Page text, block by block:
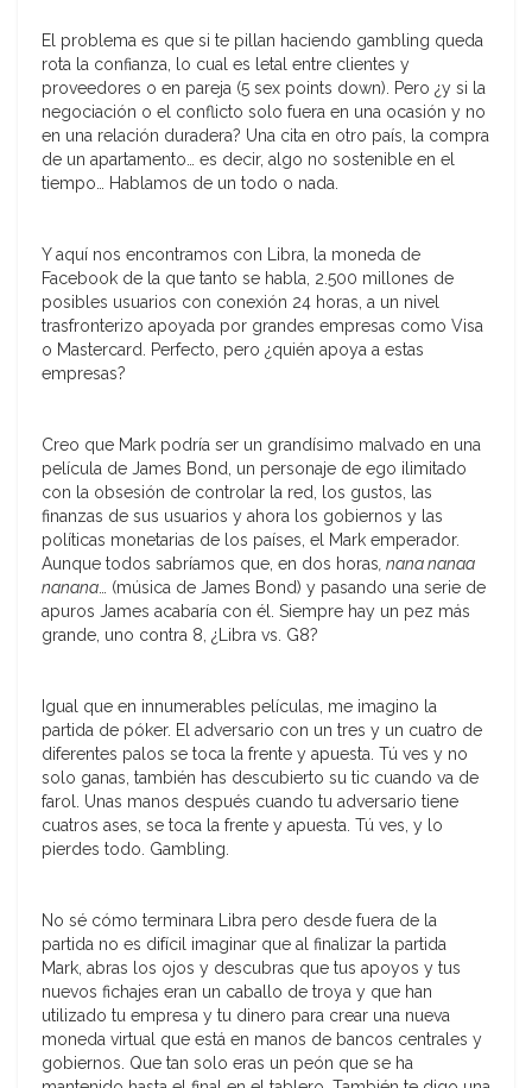
El problema es que si te pillan haciendo gambling queda
rota la confianza, lo cual es letal entre clientes y
proveedores o en pareja (5 sex points down). Pero ¿y si la
negociación o el conflicto solo fuera en una ocasión y no
en una relación duradera? Una cita en otro país, la compra
de un apartamento… es decir, algo no sostenible en el
tiempo… Hablamos de un todo o nada.
Y aquí nos encontramos con Libra, la moneda de
Facebook de la que tanto se habla, 2.500 millones de
posibles usuarios con conexión 24 horas, a un nivel
trasfronterizo apoyada por grandes empresas como Visa
o Mastercard. Perfecto, pero ¿quién apoya a estas
empresas?
Creo que Mark podría ser un grandísimo malvado en una
película de James Bond, un personaje de ego ilimitado
con la obsesión de controlar la red, los gustos, las
finanzas de sus usuarios y ahora los gobiernos y las
políticas monetarias de los países, el Mark emperador.
Aunque todos sabríamos que, en dos horas, nana nanaa
nanana… (música de James Bond) y pasando una serie de
apuros James acabaría con él. Siempre hay un pez más
grande, uno contra 8, ¿Libra vs. G8?
Igual que en innumerables películas, me imagino la
partida de póker. El adversario con un tres y un cuatro de
diferentes palos se toca la frente y apuesta. Tú ves y no
solo ganas, también has descubierto su tic cuando va de
farol. Unas manos después cuando tu adversario tiene
cuatros ases, se toca la frente y apuesta. Tú ves, y lo
pierdes todo. Gambling.
No sé cómo terminara Libra pero desde fuera de la
partida no es difícil imaginar que al finalizar la partida
Mark, abras los ojos y descubras que tus apoyos y tus
nuevos fichajes eran un caballo de troya y que han
utilizado tu empresa y tu dinero para crear una nueva
moneda virtual que está en manos de bancos centrales y
gobiernos. Que tan solo eras un peón que se ha